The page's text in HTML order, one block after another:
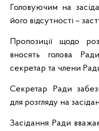
Головуючим на
його відсутності –
Пропозиції щодо
вносять голова
секретар та члени
Секретар Ради
для розгляду на
Засідання Ради